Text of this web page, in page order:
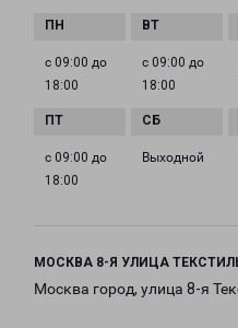
с 09:00 до
18:00
с 09:00 до
18:00
с 09:00 до
18:00
Выходной
МОСКВА 8-Я УЛИЦА
Москва город, улица 8-я